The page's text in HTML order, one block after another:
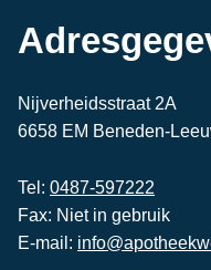
Nijverheidsstraat 2A
6658 EM Beneden-
Tel: 0487-597222
Fax: Niet in gebruik
E-mail: